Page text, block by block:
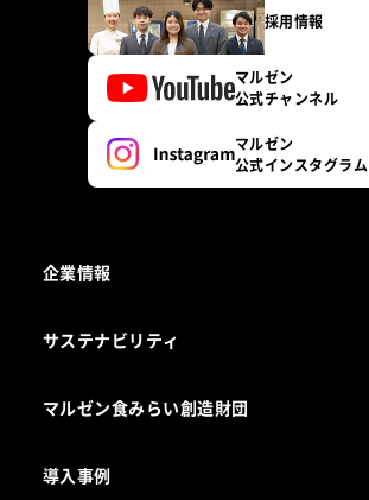
採用情報
マルゼン
公式チャンネル
マルゼン
公式インスタグラム
企業情報
会社組織
製品の開発
サステナビリティ
マルゼン食みらい創造財団
導入事例